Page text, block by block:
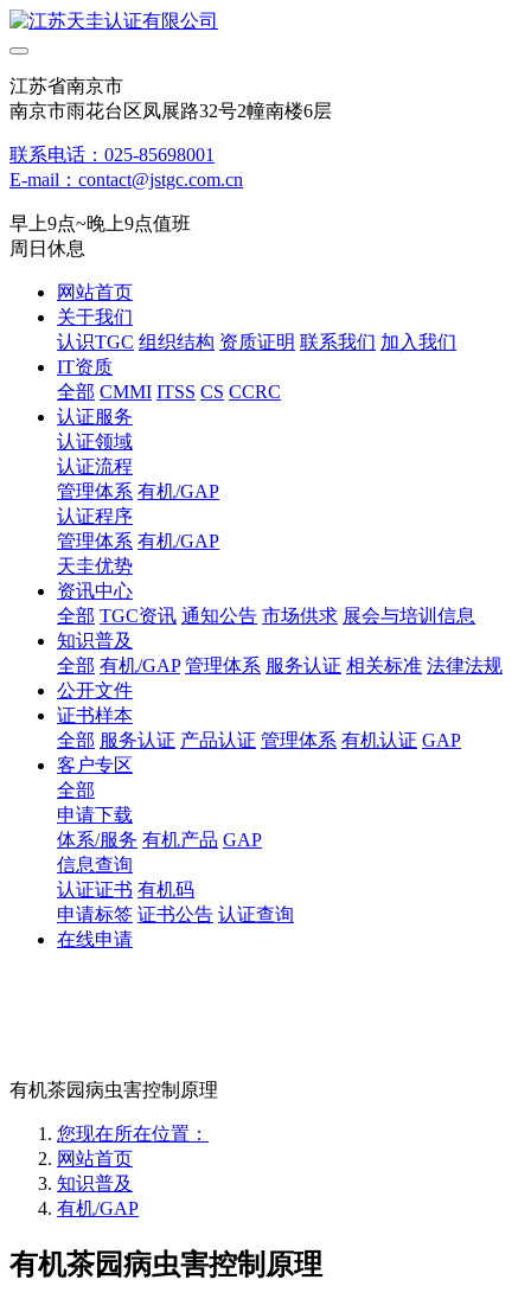
江苏省南京市
南京市雨花台区凤展路32号2幢南楼6层
联系电话：025-85698001
E-mail：contact@jstgc.com.cn
早上9点~晚上9点值班
周日休息
网站首页
关于我们
认识TGC 组织结构 资质证明 联系我们 加入我们
IT资质
全部 CMMI ITSS CS CCRC
认证服务
认证领域
认证流程
管理体系 有机/GAP
认证程序
管理体系 有机/GAP
天圭优势
资讯中心
全部 TGC资讯 通知公告 市场供求 展会与培训信息
知识普及
全部 有机/GAP 管理体系 服务认证 相关标准 法律法规
公开文件
证书样本
全部 服务认证 产品认证 管理体系 有机认证 GAP
客户专区
全部
申请下载
体系/服务 有机产品 GAP
信息查询
认证证书 有机码
申请标签 证书公告 认证查询
在线申请
有机茶园病虫害控制原理
您现在所在位置：
网站首页
知识普及
有机/GAP
有机茶园病虫害控制原理